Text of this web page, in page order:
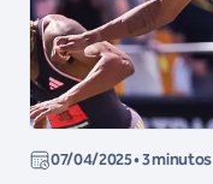
07/04/2025• 3 minutos